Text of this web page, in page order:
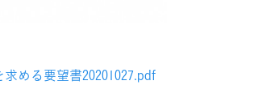
める要望書20201027.pdf